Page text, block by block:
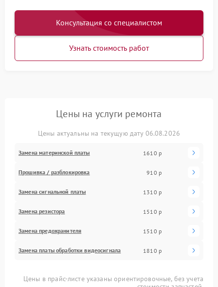
Консультация со специалистом
Узнать стоимость работ
Цены на услуги ремонта
Цены актуальны на текущую дату 06.08.2026
Замена материнской платы 1610 р
Прошивка / разблокировка 910 р
Замена сигнальной платы 1310 р
Замена резистора 1510 р
Замена предохранителя 1510 р
Замена платы обработки видеосигнала 1810 р
Цены в прайс-листе указаны ориентировочные, без учета